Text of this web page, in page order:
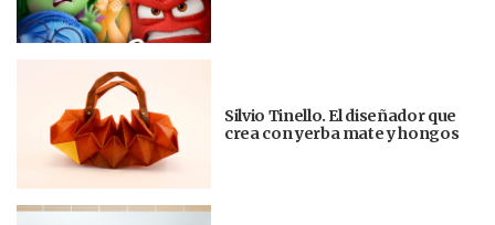
Silvio Tinello. El diseñador que
crea con yerba mate y hongos